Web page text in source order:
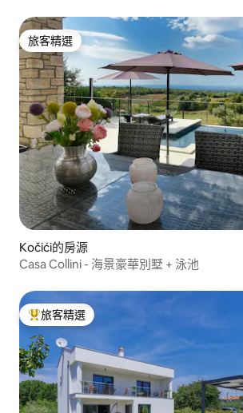
旅客精選
旅客精選
Kočići的房源
Casa Collini - 海景豪華別墅 + 泳池
旅客精選榜首
旅客精選